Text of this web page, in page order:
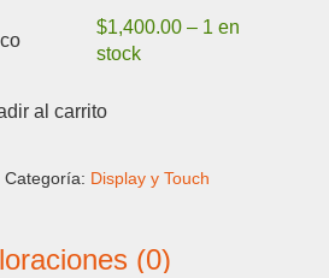
$1,400.00– 1 en
stock
al carrito
Categoría: Display y Touch
(0)